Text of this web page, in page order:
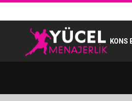
KONS